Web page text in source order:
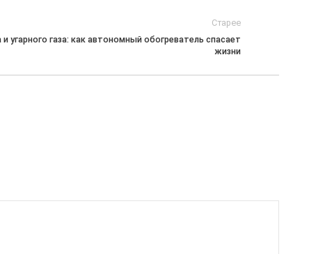
Старее
угарного газа: как автономный обогреватель спасает
жизни